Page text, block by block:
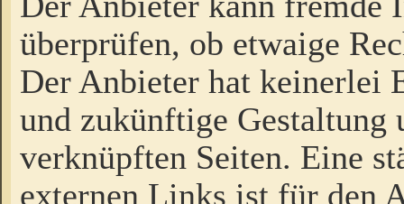
überprüfen, ob etwaige
Der Anbieter hat keinerlei
und zukünftige Gestaltung
verknüpften Seiten. Eine
externen Links ist für den